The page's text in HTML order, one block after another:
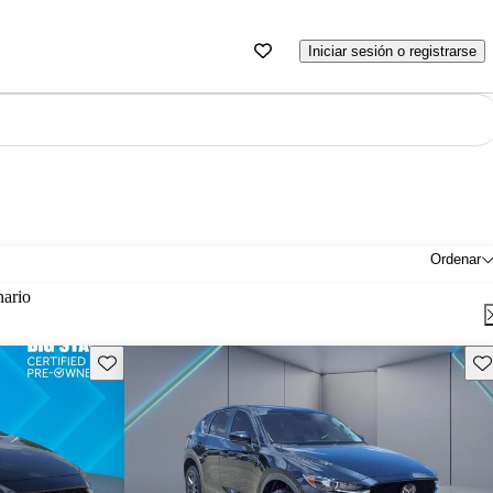
Iniciar sesión o registrarse
Ordenar
Guarda este Aviso